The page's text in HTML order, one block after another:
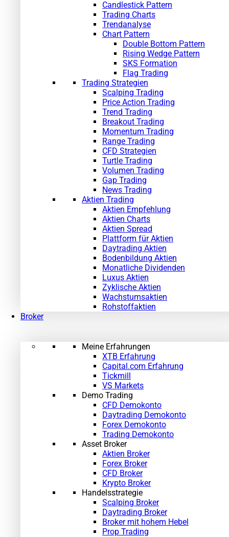
Candlestick Pattern
Trading Charts
Trendanalyse
Chart Pattern
Double Bottom Pattern
Rising Wedge Pattern
SKS Formation
Flag Trading
Trading Strategien
Scalping Trading
Price Action Trading
Trend Trading
Breakout Trading
Momentum Trading
Range Trading
CFD Strategien
Turtle Trading
Volumen Trading
Gap Trading
News Trading
Aktien Trading
Aktien Empfehlung
Aktien Charts
Aktien Spread
Plattform für Aktien
Daytrading Aktien
Bodenbildung Aktien
Monatliche Dividenden
Luxus Aktien
Zyklische Aktien
Wachstumsaktien
Rohstoffaktien
Broker
Meine Erfahrungen
XTB Erfahrung
Capital.com Erfahrung
Tickmill
VS Markets
Demo Trading
CFD Demokonto
Daytrading Demokonto
Forex Demokonto
Trading Demokonto
Asset Broker
Aktien Broker
Forex Broker
CFD Broker
Krypto Broker
Handelsstrategie
Scalping Broker
Daytrading Broker
Broker mit hohem Hebel
Prop Trading